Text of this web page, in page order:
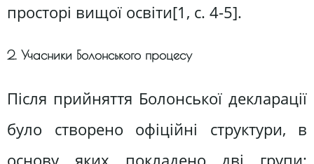
просторі вищої освіти[1, c. 4-5].
2. Учасники Болонського процесу
Після прийняття Болонської декларації
було створено офіційні структури, в